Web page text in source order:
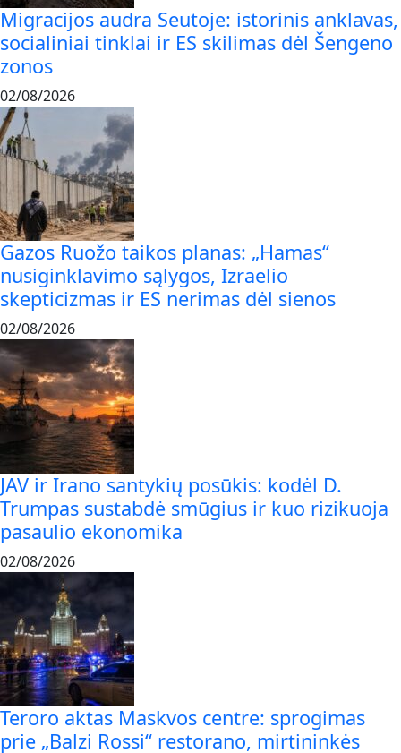
Migracijos audra Seutoje: istorinis anklavas,
socialiniai tinklai ir ES skilimas dėl Šengeno
zonos
02/08/2026
Gazos Ruožo taikos planas: „Hamas“
nusiginklavimo sąlygos, Izraelio
skepticizmas ir ES nerimas dėl sienos
02/08/2026
JAV ir Irano santykių posūkis: kodėl D.
Trumpas sustabdė smūgius ir kuo rizikuoja
pasaulio ekonomika
02/08/2026
Teroro aktas Maskvos centre: sprogimas
prie „Balzi Rossi“ restorano, mirtininkės